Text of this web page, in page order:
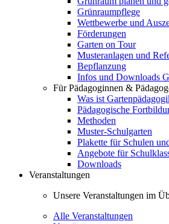
Grünraumpflege
Wettbewerbe und
Förderungen
Garten on Tour
Musteranlagen und
Bepflanzung
Infos und Downloads
Für Pädagoginnen &
Was ist
Pädagogische
Methoden
Muster-Schulgarten
Plakette für Schulen
Angebote für
Downloads
Veranstaltungen
Unsere Veranstaltungen im
Alle Veranstaltungen